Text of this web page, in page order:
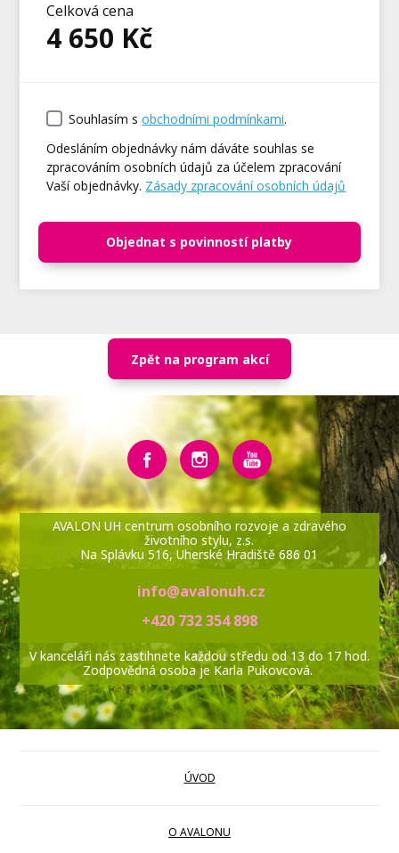
Celková cena
4 650 Kč
Souhlasím sobchodními podmínkami.
Odesláním objednávky nám dáváte souhlas se
zpracováním osobních údajů za účelem zpracování
Vaší objednávky. Zásady zpracování osobních údajů
Objednat s povinností platby
Zpět na program akcí
AVALON UH centrum osobního rozvoje a zdravého
životního stylu, z.s.
Na Splávku 516, Uherské Hradiště 686 01
info@avalonuh.cz
+420 732 354 898
V kanceláři nás zastihnete každou středu od 13 do 17 hod.
Zodpovědná osoba je Karla Pukovcová.
ÚVOD
O AVALONU